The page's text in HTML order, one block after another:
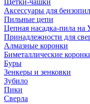
Щетки-чашки
Аксессуары для
Пильные цепи
Цепная насадка-пила
Принадлежности для
Алмазные коронки
Биметаллические
Буры
Зенкеры и зенковки
Зубило
Пики
Сверла